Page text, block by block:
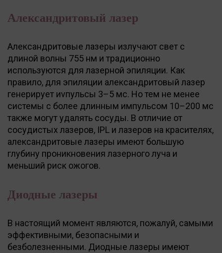
Александритовый лазер
Александритовые лазеры излучают свет с
длиной волны 755 нм и традиционно
используются для лазерной эпиляции. Как
правило, для эпиляции александритовый лазер
генерирует иvпульсы 3–5 мс. Но тем не менее
системы с более длинным импульсом 10–200 мс
также могут удалять сосуды. В отличие от
сосудистых лазеров, IPL и лазеров на красителях,
александритовые лазеры имеют большую
глубину проникновения лазерного луча и
меньший риск ожогов.
Диодные лазеры
В настоящий момент являются, пожалуй, самыми
эффективными, безопасными и
безболезненными. Диодные лазеры имеют